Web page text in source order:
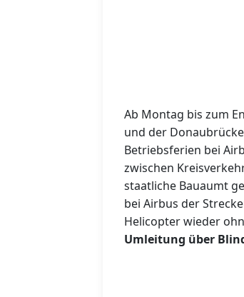
Ab Montag bis zum
und der
Betriebsferien bei
zwischen
staatliche Bauaumt
bei Airbus der
Helicopter wieder
Umleitung über